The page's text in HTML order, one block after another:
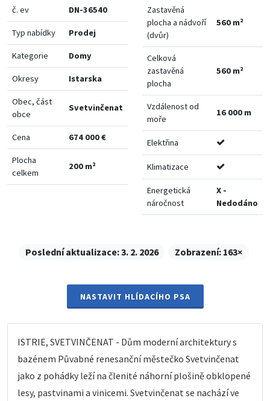
č. ev DN-36540
Typ nabídky Prodej
Kategorie Domy
Okresy Istarska
Obec, část
obce
Svetvinčenat
Cena 674 000 €
Plocha
celkem
200 m²
Zastavěná
plocha a nádvoří
(dvůr)
560 m²
Celková
zastavěná
plocha
560 m²
Vzdálenost od
moře
16 000 m
Elektřina
Klimatizace
Energetická
náročnost
X -
Nedodáno
Poslední aktualizace:3. 2. 2026 Zobrazení: 163×
NASTAVIT HLÍDACÍHO PSA
ISTRIE, SVETVINČENAT - Dům moderní architektury s
bazénem Půvabné renesanční městečko Svetvinčenat
jako z pohádky leží na členité náhorní plošině obklopené
lesy, pastvinami a vinicemi. Svetvinčenat se nachází ve